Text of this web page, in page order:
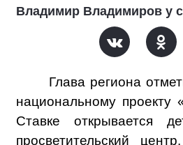
Владимир Владимиров у
Глава региона
национальному проекту
Ставке открывается
просветительский